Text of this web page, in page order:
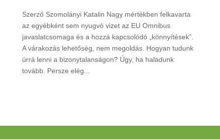
Szerző Szomolányi Katalin Nagy mértékben felkavarta
az egyébként sem nyugvó vizet az EU Omnibus
javaslatcsomaga és a hozzá kapcsolódó „könnyítések”.
A várakozás lehetőség, nem megoldás. Hogyan tudunk
úrrá lenni a bizonytalanságon? Úgy, ha haladunk
tovább. Persze elég...